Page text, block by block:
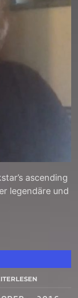
ascending
legendäre und